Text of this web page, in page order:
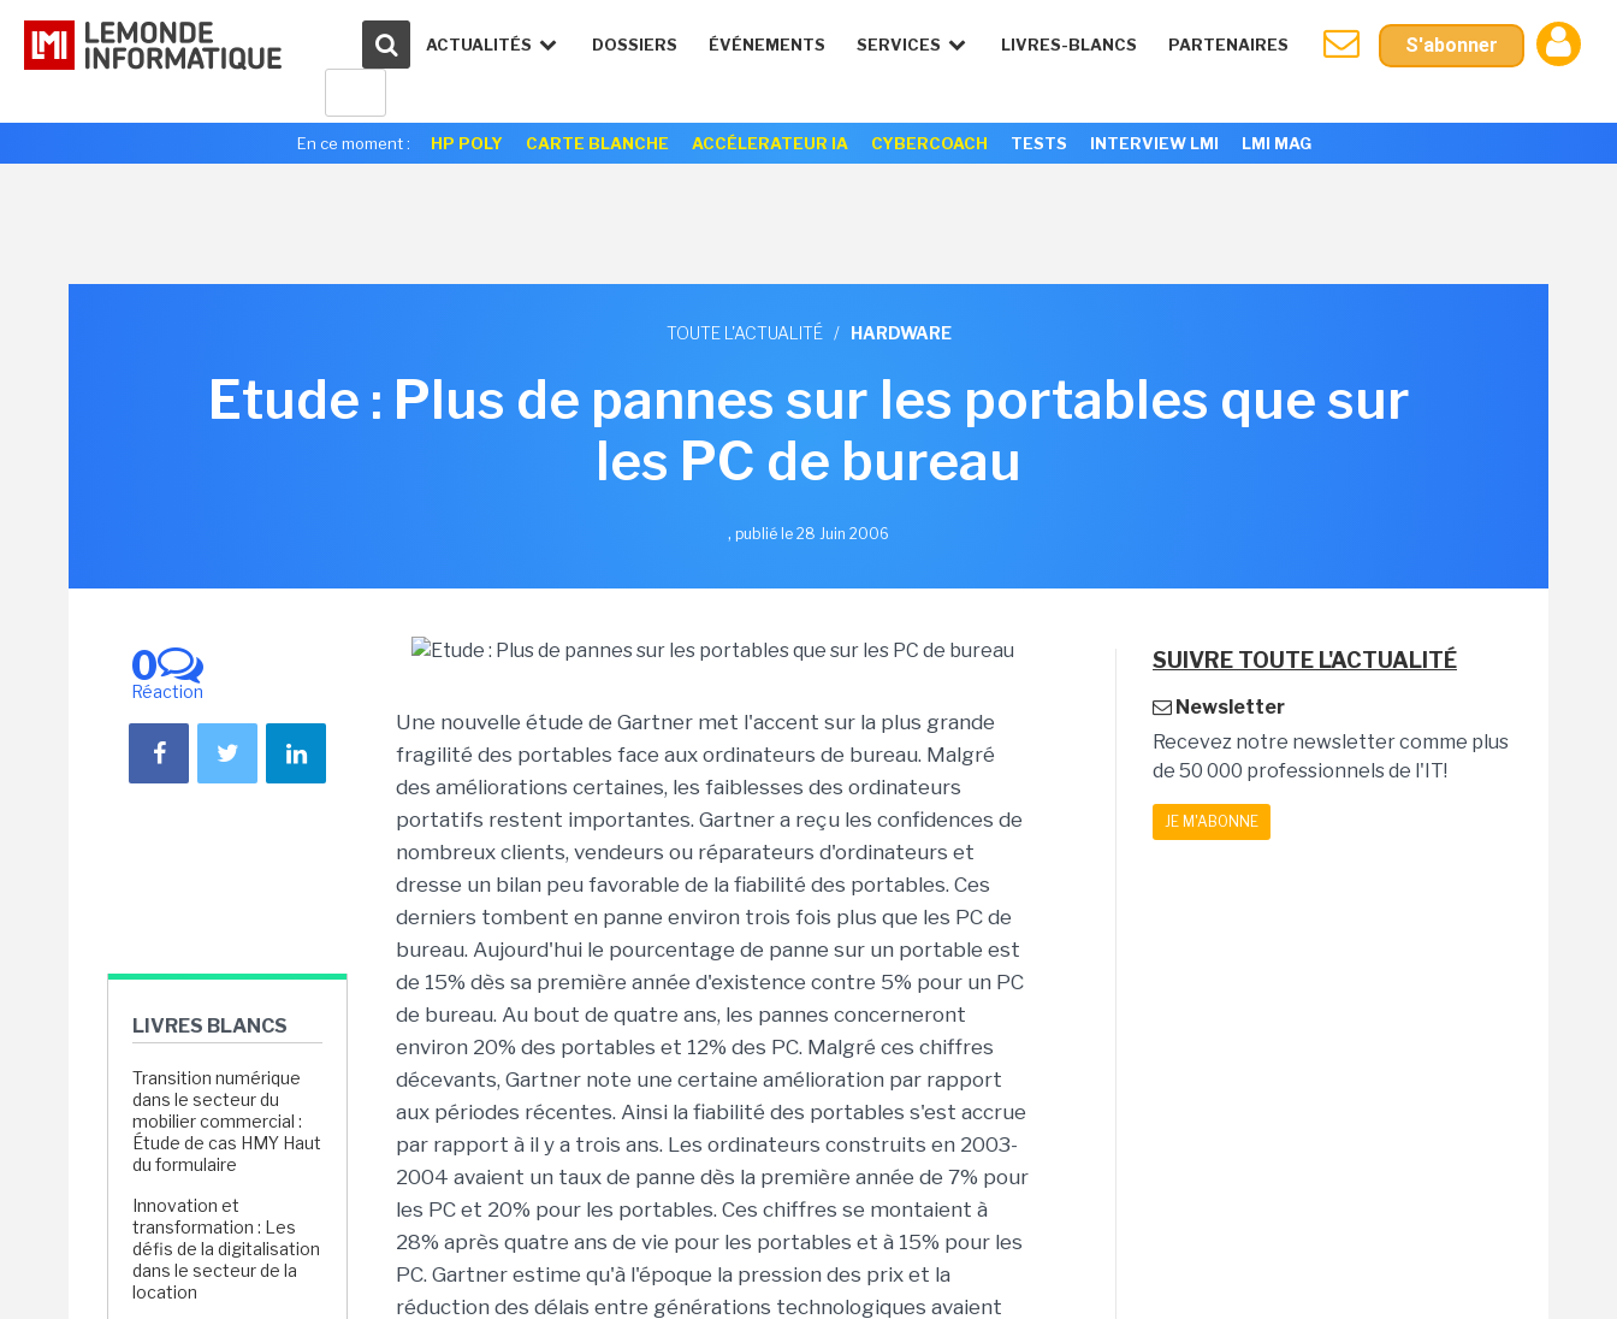
ACTUALITÉS DOSSIERS ÉVÉNEMENTS SERVICES LIVRES-BLANCS PARTENAIRES S'abonner
En ce moment : HP POLY CARTE BLANCHE ACCÉLERATEUR IA CYBERCOACH TESTS INTERVIEW LMI LMI MAG
TOUTE L'ACTUALITÉ / HARDWARE
Etude : Plus de pannes sur les portables que sur
les PC de bureau
, publié le 28 Juin 2006
0
Réaction
LIVRES BLANCS
Transition numérique
dans le secteur du
mobilier commercial :
Étude de cas HMY Haut
du formulaire
Innovation et
transformation : Les
défis de la digitalisation
dans le secteur de la
location
Une nouvelle étude de Gartner met l'accent sur la plus grande
fragilité des portables face aux ordinateurs de bureau. Malgré
des améliorations certaines, les faiblesses des ordinateurs
portatifs restent importantes. Gartner a reçu les confidences de
nombreux clients, vendeurs ou réparateurs d'ordinateurs et
dresse un bilan peu favorable de la fiabilité des portables. Ces
derniers tombent en panne environ trois fois plus que les PC de
bureau. Aujourd'hui le pourcentage de panne sur un portable est
de 15% dès sa première année d'existence contre 5% pour un PC
de bureau. Au bout de quatre ans, les pannes concerneront
environ 20% des portables et 12% des PC. Malgré ces chiffres
décevants, Gartner note une certaine amélioration par rapport
aux périodes récentes. Ainsi la fiabilité des portables s'est accrue
par rapport à il y a trois ans. Les ordinateurs construits en 2003-
2004 avaient un taux de panne dès la première année de 7% pour
les PC et 20% pour les portables. Ces chiffres se montaient à
28% après quatre ans de vie pour les portables et à 15% pour les
PC. Gartner estime qu'à l'époque la pression des prix et la
réduction des délais entre générations technologiques avaient
SUIVRE TOUTE L'ACTUALITÉ
Newsletter
Recevez notre newsletter comme plus
de 50 000 professionnels de l'IT!
JE M'ABONNE